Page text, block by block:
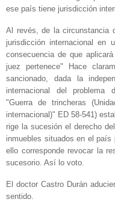
ese país tiene jurisdicción
Al revés, de la circunstancia
jurisdicción internacional en
consecuencia de que
juez pertenece" Hace
sancionado, dada la
internacional del problema
"Guerra de trincheras
internacional)" ED 58-541)
rige la sucesión el derecho
inmuebles situados en el país
ello corresponde revocar la
sucesorio. Así lo voto.
El doctor Castro Durán
sentido.